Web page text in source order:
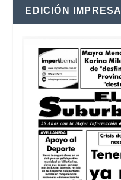
EDICIÓN IMPRESA